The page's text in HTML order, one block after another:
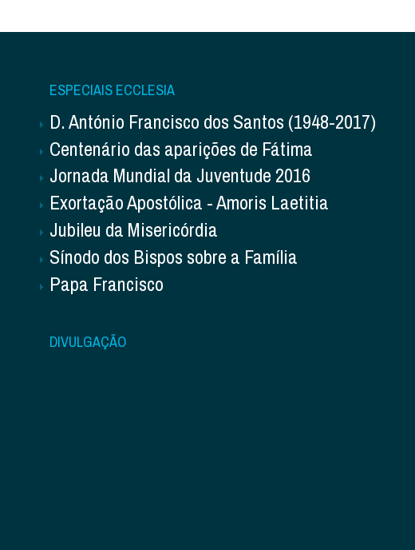
ESPECIAIS ECCLESIA
D. António Francisco dos Santos (1948-2017)
Centenário das aparições de Fátima
Jornada Mundial da Juventude 2016
Exortação Apostólica - Amoris Laetitia
Jubileu da Misericórdia
Sínodo dos Bispos sobre a Família
Papa Francisco
DIVULGAÇÃO